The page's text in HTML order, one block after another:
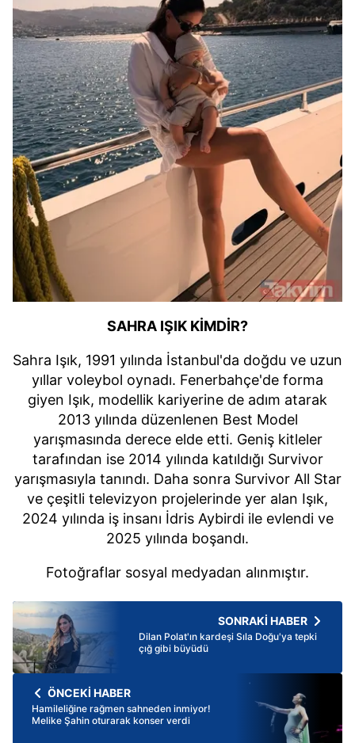
SAHRA IŞIK KİMDİR?
Sahra Işık, 1991 yılında İstanbul'da doğdu ve uzun
yıllar voleybol oynadı. Fenerbahçe'de forma
giyen Işık, modellik kariyerine de adım atarak
2013 yılında düzenlenen Best Model
yarışmasında derece elde etti. Geniş kitleler
tarafından ise 2014 yılında katıldığı Survivor
yarışmasıyla tanındı. Daha sonra Survivor All Star
ve çeşitli televizyon projelerinde yer alan Işık,
2024 yılında iş insanı İdris Aybirdi ile evlendi ve
2025 yılında boşandı.
Fotoğraflar sosyal medyadan alınmıştır.
SONRAKİ HABER
Dilan Polat'ın kardeşi Sıla Doğu'ya tepki
çığ gibi büyüdü
ÖNCEKİ HABER
Hamileliğine rağmen sahneden inmiyor!
Melike Şahin oturarak konser verdi